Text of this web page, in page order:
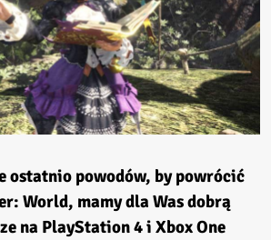
ostatnio powodów, by powrócić
World, mamy dla Was dobrą
na PlayStation 4 i Xbox One